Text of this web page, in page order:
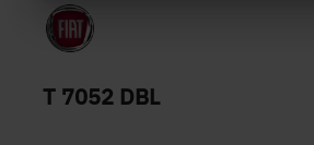
T 7052 DBL